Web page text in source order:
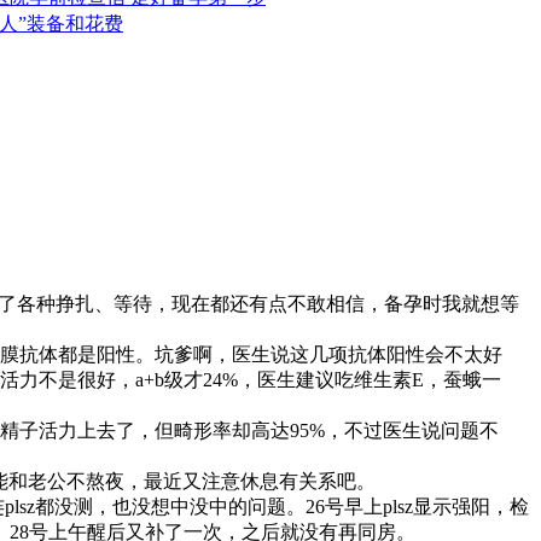
”装备和花费
各种挣扎、等待，现在都还有点不敢相信，备孕时我就想等
抗体都是阳性。坑爹啊，医生说这几项抗体阳性会不太好
不是很好，a+b级才24%，医生建议吃维生素E，蚕蛾一
子活力上去了，但畸形率却高达95%，不过医生说问题不
老公不熬夜，最近又注意休息有关系吧。
都没测，也没想中没中的问题。26号早上plsz显示强阳，检
号上午醒后又补了一次，之后就没有再同房。